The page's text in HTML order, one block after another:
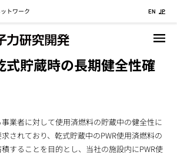
トワーク EN JP
式貯蔵時の長期健全性確
業者に対して使用済燃料の貯蔵中の健全性に
されており、乾式貯蔵中のPWR使用済燃料の
することを目的とし、当社の施設内にPWR使